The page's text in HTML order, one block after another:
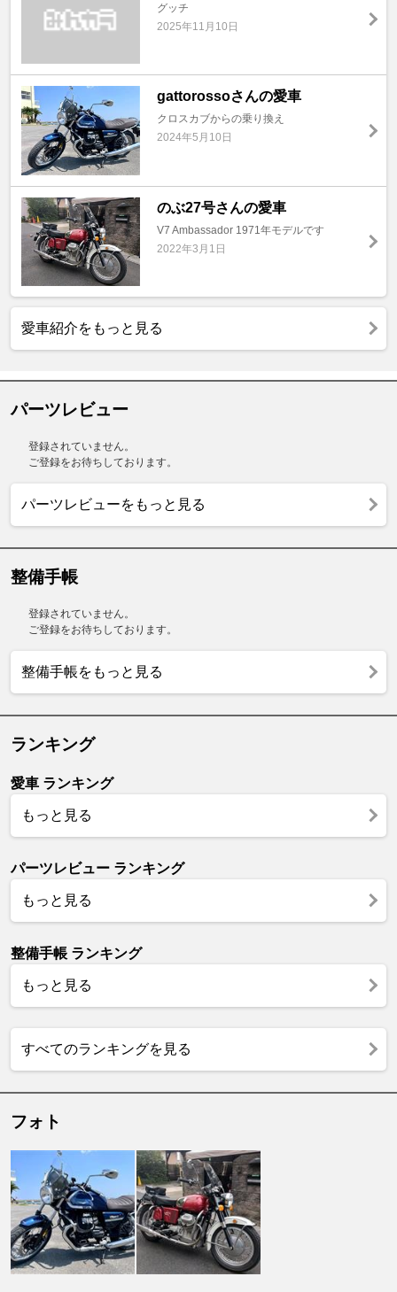
グッチ
2025年11月10日
gattorossoさんの愛車
クロスカブからの乗り換え
2024年5月10日
のぶ27号さんの愛車
V7 Ambassador 1971年モデルです
2022年3月1日
愛車紹介をもっと見る
パーツレビュー
登録されていません。
ご登録をお待ちしております。
パーツレビューをもっと見る
整備手帳
登録されていません。
ご登録をお待ちしております。
整備手帳をもっと見る
ランキング
愛車 ランキング
もっと見る
パーツレビュー ランキング
もっと見る
整備手帳 ランキング
もっと見る
すべてのランキングを見る
フォト